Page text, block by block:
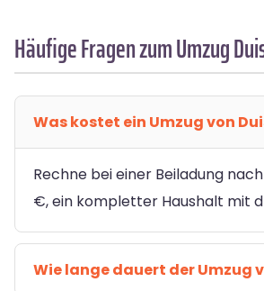
Häufige Fragen zum Umzug
Was kostet ein Umzug von
Rechne bei einer Beiladung
€, ein kompletter Haushalt mit
Wie lange dauert der Umzug